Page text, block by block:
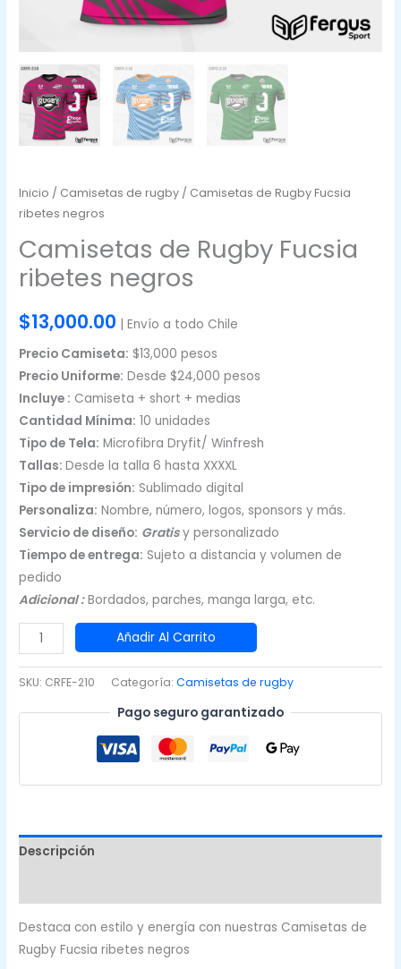
Inicio / Camisetas de rugby / Camisetas de Rugby Fucsia
ribetes negros
Camisetas de Rugby Fucsia
ribetes negros
$13,000.00 | Envío a todo Chile
Precio Camiseta: $13,000 pesos
Precio Uniforme: Desde $24,000 pesos
Incluye : Camiseta + short + medias
Cantidad Mínima: 10 unidades
Tipo de Tela: Microfibra Dryfit/ Winfresh
Tallas:Desde la talla 6 hasta XXXXL
Tipo de impresión: Sublimado digital
Personaliza: Nombre, número, logos, sponsors y más.
Servicio de diseño: Gratisy personalizado
Tiempo de entrega: Sujeto a distancia y volumen de
pedido
Adicional :Bordados, parches, manga larga, etc.
Camisetas
de
Rugby
Añadir Al Carrito
SKU: CRFE-210 Categoría:Camisetas de rugby
Pago seguro garantizado
Descripción
Destaca con estilo y energía con nuestras Camisetas de
Rugby Fucsia ribetes negros